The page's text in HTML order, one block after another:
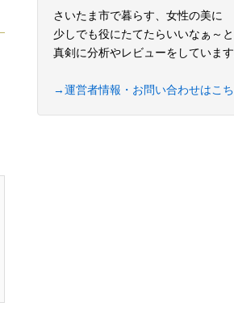
さいたま市で暮らす、女性の美に
少しでも役にたてたらいいなぁ～と
真剣に分析やレビューをしています
→運営者情報・お問い合わせはこ